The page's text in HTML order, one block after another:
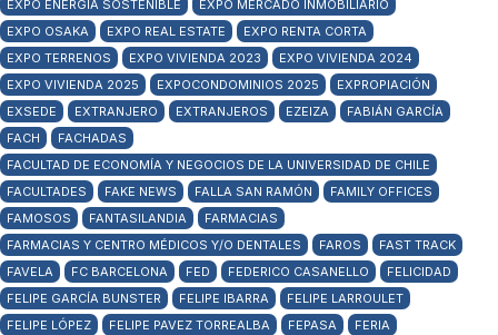
EXPO ENERGÍA SOSTENIBLE
EXPO MERCADO INMOBILIARIO
EXPO OSAKA
EXPO REAL ESTATE
EXPO RENTA CORTA
EXPO TERRENOS
EXPO VIVIENDA 2023
EXPO VIVIENDA 2024
EXPO VIVIENDA 2025
EXPOCONDOMINIOS 2025
EXPROPIACIÓN
EXSEDE
EXTRANJERO EXTRANJEROS EZEIZA
FABIÁN GARCÍA
FACH
FACHADAS
FACULTAD DE ECONOMÍA Y NEGOCIOS DE LA UNIVERSIDAD DE CHILE
FACULTADES
FAKE NEWS FALLA SAN RAMÓN
FAMILY OFFICES
FAMOSOS
FANTASILANDIA
FARMACIAS
FARMACIAS Y CENTRO MÉDICOS Y/O DENTALES
FAROS
FAST TRACK
FAVELA
FC BARCELONA FED FEDERICO CASANELLO
FELICIDAD
FELIPE GARCÍA BUNSTER
FELIPE IBARRA
FELIPE LARROULET
FELIPE LÓPEZ
FELIPE PAVEZ TORREALBA FEPASA
FERIA